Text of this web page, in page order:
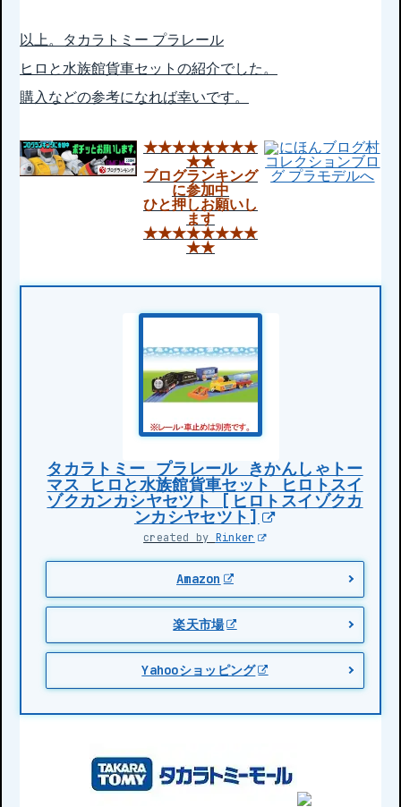
以上。タカラトミー プラレール
ヒロと水族館貨車セットの紹介でした。
購入などの参考になれば幸いです。
★★★★★★★★
★★
ブログランキング
に参加中
ひと押しお願いし
ます
★★★★★★★★
★★
タカラトミー プラレール きかんしゃトー
マス ヒロと水族館貨車セット ヒロトスイ
ゾクカンカシヤセツト [ヒロトスイゾクカ
ンカシヤセツト]
created by Rinker
Amazon
楽天市場
Yahooショッピング